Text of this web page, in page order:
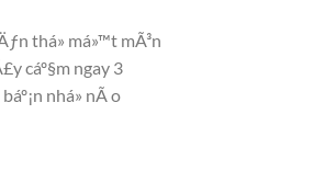
Äƒn thá»­ má»™t mÃ³n
cáº§m ngay 3
nhá» nÃ o